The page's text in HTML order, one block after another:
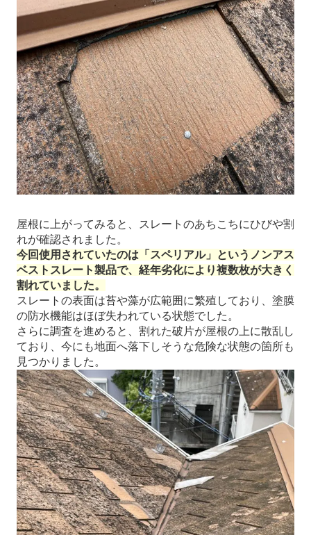
屋根に上がってみると、スレートのあちこちにひびや割
れが確認されました。
今回使用されていたのは「スペリアル」というノンアス
ベストスレート製品で、経年劣化により複数枚が大きく
割れていました。
スレートの表面は苔や藻が広範囲に繁殖しており、塗膜
の防水機能はほぼ失われている状態でした。
さらに調査を進めると、割れた破片が屋根の上に散乱し
ており、今にも地面へ落下しそうな危険な状態の箇所も
見つかりました。